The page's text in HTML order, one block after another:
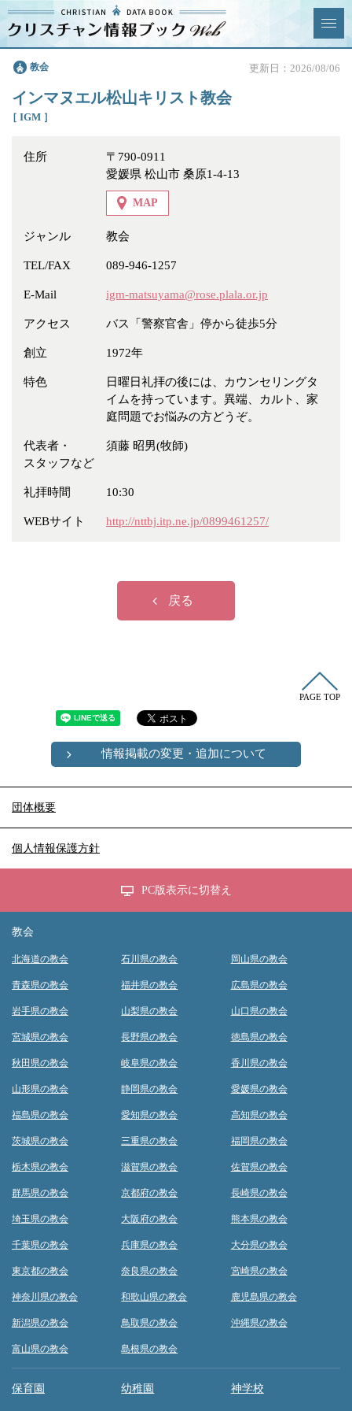
クリスチャン
情報ブックとは
News & Topics
よくあるご質問
情報掲載の変更・追加につい
教会 学校・幼稚園・神学校
特別集会奉仕者 医療・福祉
冠婚葬祭
教団教派 宿泊・研修施設
お店・企業・その他
フリーワード
教会 更新日：2026/08/06
インマヌエル松山キリスト教会
［ IGM ］
住所
〒790-0911
愛媛県 松山市 桑原1-4-13
MAP
ジャンル 教会
TEL/FAX 089-946-1257
E-Mail igm-matsuyama@rose.plala.or.jp
アクセス バス「警察官舎」停から徒歩5分
創立 1972年
特色
日曜日礼拝の後には、カウンセリングタ
イムを持っています。異端、カルト、家
庭問題でお悩みの方どうぞ。
代表者・
スタッフなど
須藤 昭男(牧師)
礼拝時間 10:30
WEBサイト http://nttbj.itp.ne.jp/0899461257/
戻る
PAGE TOP
情報掲載の変更・追加について
団体概要
個人情報保護方針
PC版表示に切替え
教会
北海道の教会
青森県の教会
岩手県の教会
宮城県の教会
秋田県の教会
山形県の教会
福島県の教会
茨城県の教会
栃木県の教会
群馬県の教会
埼玉県の教会
千葉県の教会
東京都の教会
神奈川県の教会
新潟県の教会
富山県の教会
石川県の教会
福井県の教会
山梨県の教会
長野県の教会
岐阜県の教会
静岡県の教会
愛知県の教会
三重県の教会
滋賀県の教会
京都府の教会
大阪府の教会
兵庫県の教会
奈良県の教会
和歌山県の教会
鳥取県の教会
島根県の教会
岡山県の教会
広島県の教会
山口県の教会
徳島県の教会
香川県の教会
愛媛県の教会
高知県の教会
福岡県の教会
佐賀県の教会
長崎県の教会
熊本県の教会
大分県の教会
宮崎県の教会
鹿児島県の教会
沖縄県の教会
保育園 幼稚園 神学校